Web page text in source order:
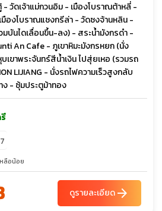
- วัดเจ้าแม่กวนอิม - เมืองโบราณต้าหลี่ -
องโบราณแชงกรีล่า - วัดซงจ้านหลิน -
มบันไดเลื่อนขึ้น-ลง) - สระน้ำมังกรดำ -
An Cafe - ภูเขาหิมะมังกรหยก (นั่ง
เขาพระจันทร์สีน้ำเงิน ไปสุ่ยเหอ (รวมรถ
LIJIANG - นั่งรถไฟความเร็วสูงกลับ
- ซุ้มประตูม้าทอง
ลือน้อย
ดูรายละเอียดarrow_forward